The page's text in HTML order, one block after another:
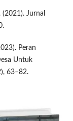
(2021). Jurnal
Peran
Untuk
63–82.